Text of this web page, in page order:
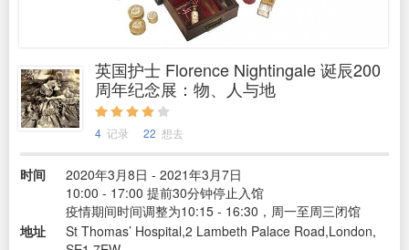
英国护士 Florence Nightingale 诞辰200
周年纪念展：物、人与地
4 记录 22 想去
时间
2020年3月8日 - 2021年3月7日
10:00 - 17:00 提前30分钟停止入馆
疫情期间时间调整为10:15 - 16:30，周一至周三闭馆
地址
St Thomas’ Hospital,2 Lambeth Palace Road,London,